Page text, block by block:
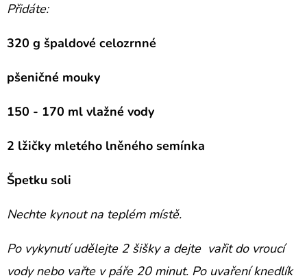
Přidáte:
320 g špaldové celozrnné
pšeničné mouky
150 - 170 ml vlažné vody
2 lžičky mletého lněného semínka
Špetku soli
Nechte kynout na teplém místě.
Po vykynutí udělejte 2 šiškya dejte vařit do vroucí
vody nebo vařte v páře 20 minut. Po uvaření knedlík
T
E
A
J
T
?
HLEDAT